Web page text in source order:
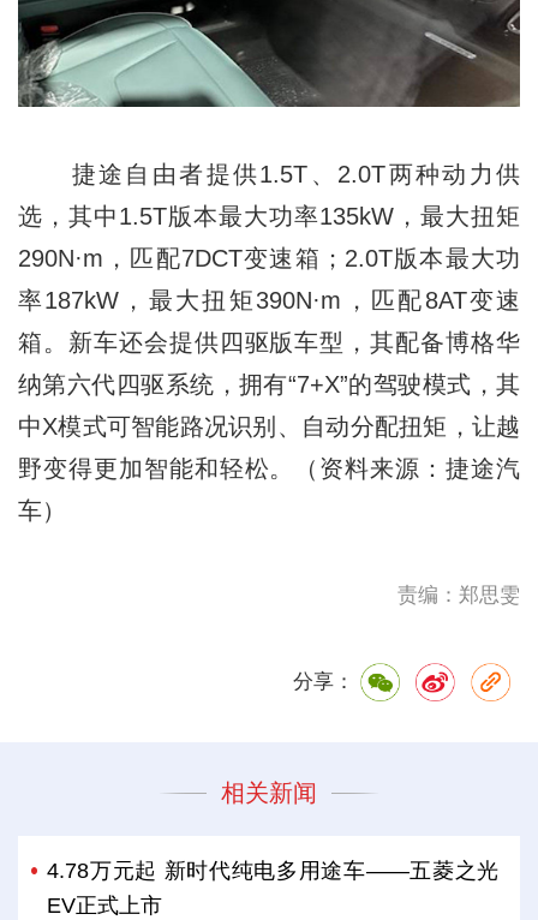
捷途自由者提供1.5T、2.0T两种动力供
选，其中1.5T版本最大功率135kW，最大扭矩
290N·m，匹配7DCT变速箱；2.0T版本最大功
率187kW，最大扭矩390N·m，匹配8AT变速
箱。新车还会提供四驱版车型，其配备博格华
纳第六代四驱系统，拥有“7+X”的驾驶模式，其
中X模式可智能路况识别、自动分配扭矩，让越
野变得更加智能和轻松。（资料来源：捷途汽
车）
责编：郑思雯
分享：
相关新闻
4.78万元起 新时代纯电多用途车——五菱之光
EV正式上市